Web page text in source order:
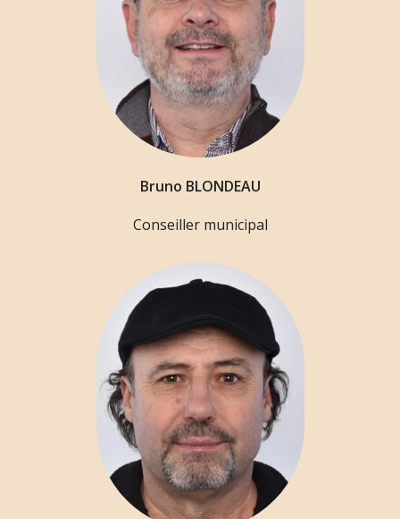
Bruno BLONDEAU
Conseiller municipal